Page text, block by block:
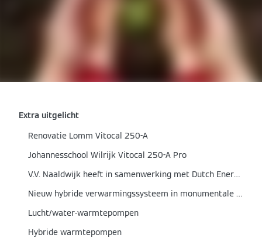
Extra uitgelicht
Renovatie Lomm Vitocal 250-A
Johannesschool Wilrijk Vitocal 250-A Pro
V.V. Naaldwijk heeft in samenwerking met Dutch Energy en Viessmann Nederland besloten om te verduurzamen.
Nieuw hybride verwarmingssysteem in monumentale woning
Lucht/water-warmtepompen
Hybride warmtepompen